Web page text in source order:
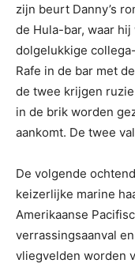
zijn beurt Danny’s
de Hula-bar, waar
dolgelukkige
Rafe in de bar met
de twee krijgen
in de brik worden
aankomt. De twee
De volgende
keizerlijke marine
Amerikaanse
verrassingsaanval
vliegvelden worden